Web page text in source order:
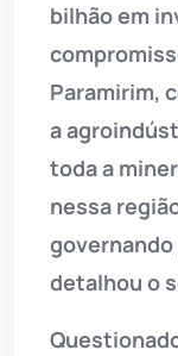
bilhão em
Paramirim,
a
toda a
nessa
governando
detalhou o